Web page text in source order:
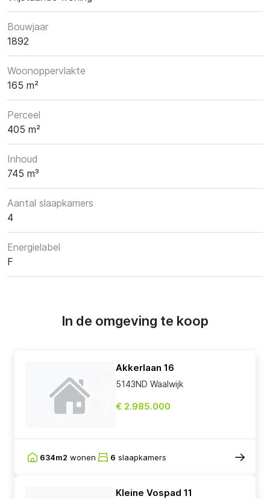
Bouwjaar
1892
Woonoppervlakte
165 m²
Perceel
405 m²
Inhoud
745 m³
Aantal slaapkamers
4
Energielabel
F
In de omgeving te koop
Akkerlaan 16
5143ND Waalwijk
€ 2.985.000
634m2 wonen 6 slaapkamers
Kleine Vospad 11